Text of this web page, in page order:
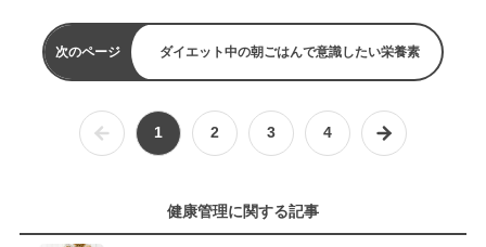
次のページ ダイエット中の朝ごはんで意識したい栄養素
1 2 3 4
健康管理に関する記事